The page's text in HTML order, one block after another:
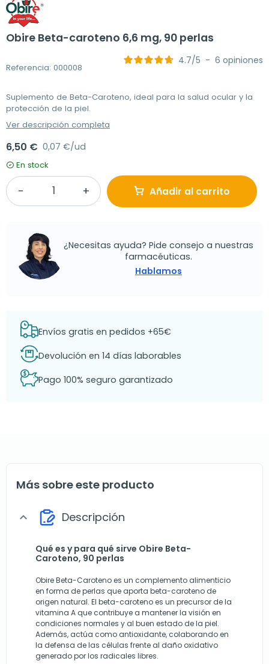
Obire Beta-caroteno 6,6 mg, 90 perlas
Referencia: 000008
4.7/5 - 6 opiniones
Suplemento de Beta-Caroteno, ideal para la salud ocular y la
protección de la piel.
Ver descripción completa
6,50 € 0,07 €/ud
En stock
Añadir al carrito
¿Necesitas ayuda? Pide consejo a nuestras
farmacéuticas.
Hablamos
Envíos gratis en pedidos +65€
Devolución en 14 días laborables
Pago 100% seguro garantizado
Más sobre este producto
expand_more Descripción
Qué es y para qué sirve Obire Beta-
Caroteno, 90 perlas
Obire Beta-Caroteno es un complemento alimenticio
en forma de perlas que aporta beta-caroteno de
origen natural. El beta-caroteno es un precursor de la
vitamina A que contribuye a mantener la visión en
condiciones normales y al buen estado de la piel.
Además, actúa como antioxidante, colaborando en
la defensa de las células frente al daño oxidativo
generado por los radicales libres.